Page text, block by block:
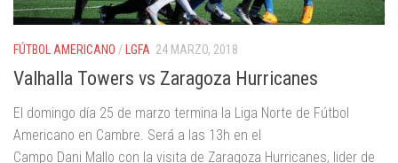
FÚTBOL AMERICANO / LGFA 24 MARZO, 2018
Valhalla Towers vs Zaragoza Hurricanes
El domingo día 25 de marzo termina la Liga Norte de Fútbol
Americano en Cambre. Será a las 13h en el
Campo Dani Mallo con la visita de Zaragoza Hurricanes, lider de